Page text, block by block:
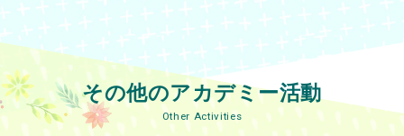
その他のアカデミー活動
Other Activities